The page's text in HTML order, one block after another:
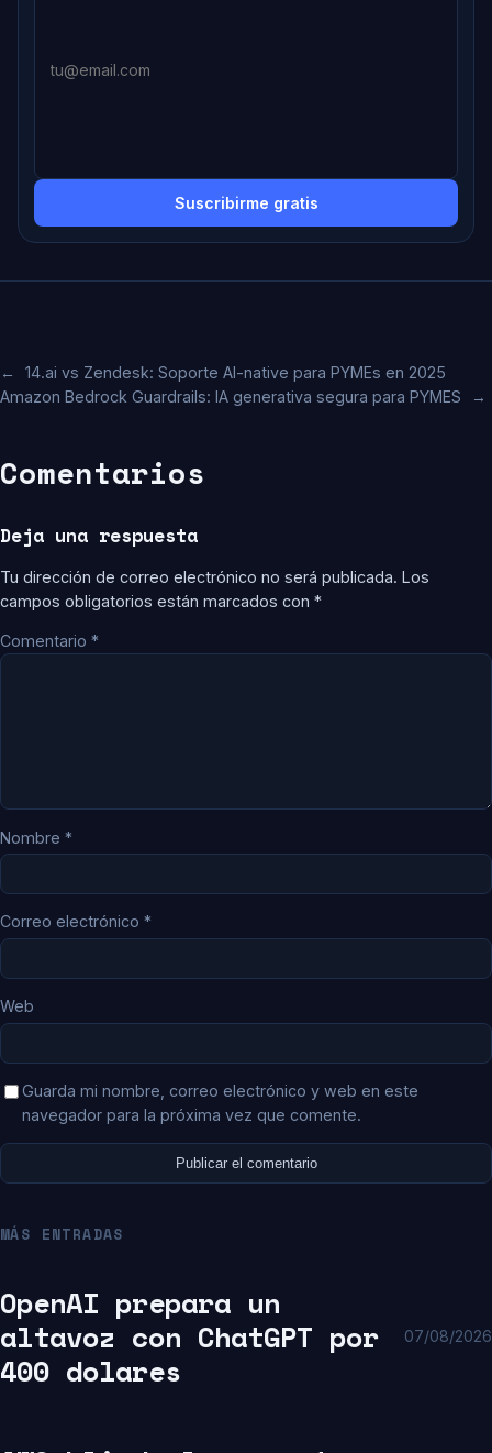
Suscribirme gratis
←
14.ai vs Zendesk: Soporte AI-native para PYMEs en 2025
Amazon Bedrock Guardrails: IA generativa segura para PYMES
→
Comentarios
Deja una respuesta
Tu dirección de correo electrónico no será publicada. Los
campos obligatorios están marcados con *
Comentario *
Nombre *
Correo electrónico *
Web
Guarda mi nombre, correo electrónico y web en este
navegador para la próxima vez que comente.
MÁS ENTRADAS
OpenAI prepara un
altavoz con ChatGPT por
400 dolares
07/08/2026